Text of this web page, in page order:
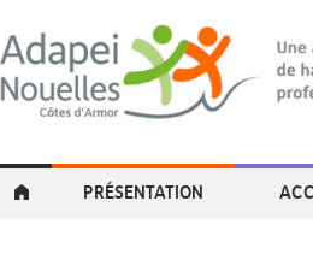
PRÉSENTATION